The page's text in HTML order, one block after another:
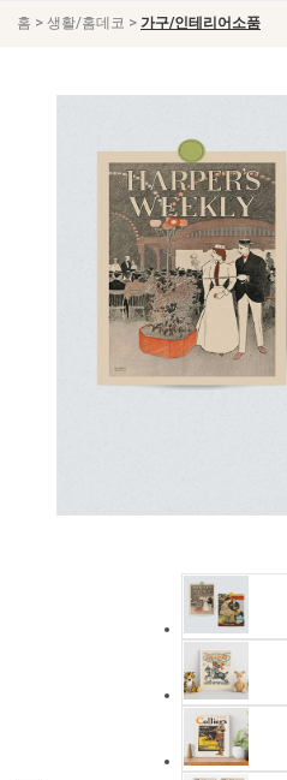
홈 > 생활/홈데코 > 가구/인테리어소품